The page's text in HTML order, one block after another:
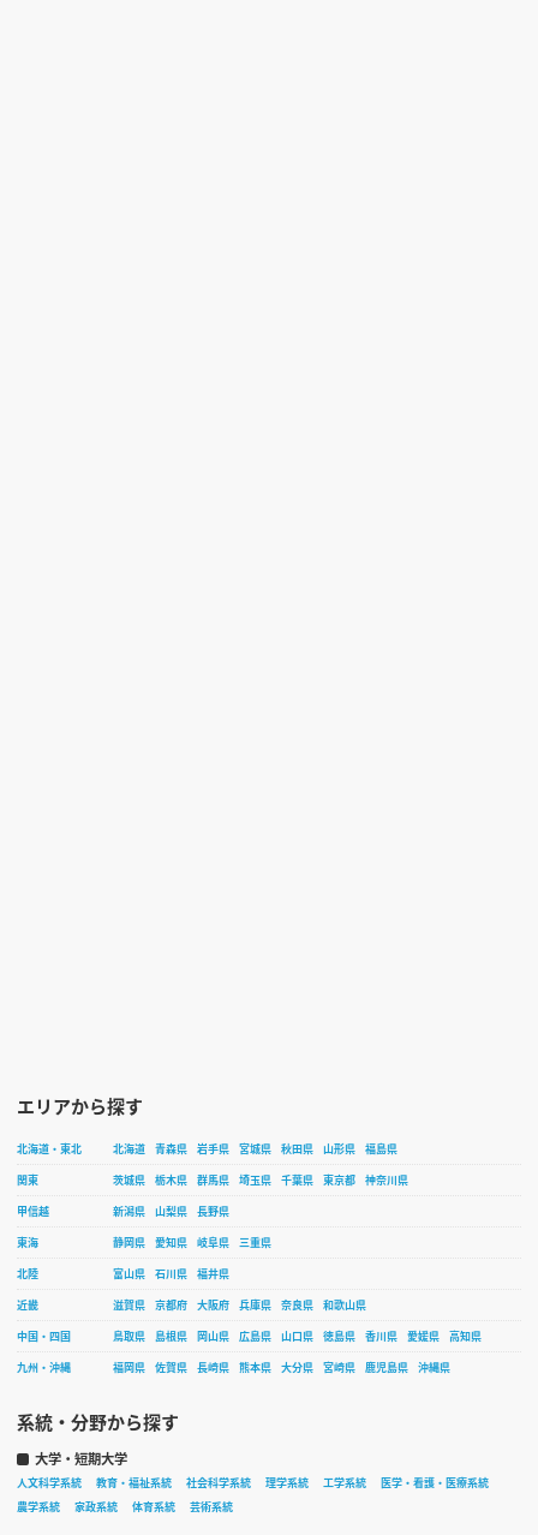
エリアから探す
北海道・東北 北海道 青森県 岩手県 宮城県 秋田県 山形県
福島県
関東
茨城県 栃木県 群馬県 埼玉県 千葉県 東京都
神奈川県
甲信越
新潟県 山梨県
長野県
東海
静岡県 愛知県 岐阜県
三重県
北陸
富山県 石川県
福井県
近畿
滋賀県 京都府 大阪府 兵庫県 奈良県
和歌山県
中国・四国
鳥取県 島根県 岡山県 広島県 山口県 徳島県 香川県 愛媛県
高知県
九州・沖縄
福岡県 佐賀県 長崎県 熊本県 大分県 宮崎県 鹿児島県 沖縄県
系統・分野から探す
大学・短期大学
人文科学系統 教育・福祉系統 社会科学系統 理学系統 工学系統
医学・看護・医療系統
農学系統
家政系統 体育系統 芸術系統